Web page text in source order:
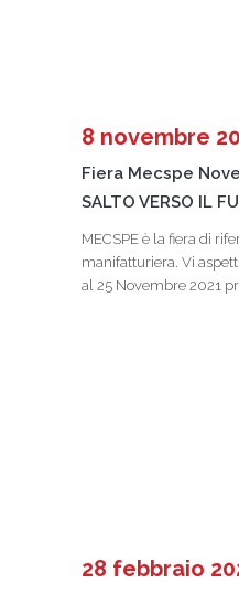
8 novembre
Fiera Mecspe
SALTO VERSO IL
MECSPE è la fiera di
manifatturiera. Vi
al 25 Novembre 2021
28 febbraio